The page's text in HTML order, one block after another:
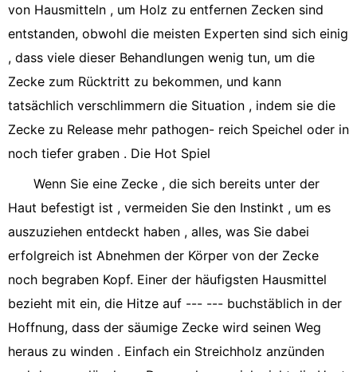
von Hausmitteln , um Holz zu entfernen Zecken sind
entstanden, obwohl die meisten Experten sind sich einig
, dass viele dieser Behandlungen wenig tun, um die
Zecke zum Rücktritt zu bekommen, und kann
tatsächlich verschlimmern die Situation , indem sie die
Zecke zu Release mehr pathogen- reich Speichel oder in
noch tiefer graben . Die Hot Spiel
Wenn Sie eine Zecke , die sich bereits unter der
Haut befestigt ist , vermeiden Sie den Instinkt , um es
auszuziehen entdeckt haben , alles, was Sie dabei
erfolgreich ist Abnehmen der Körper von der Zecke
noch begraben Kopf. Einer der häufigsten Hausmittel
bezieht mit ein, die Hitze auf --- --- buchstäblich in der
Hoffnung, dass der säumige Zecke wird seinen Weg
heraus zu winden . Einfach ein Streichholz anzünden